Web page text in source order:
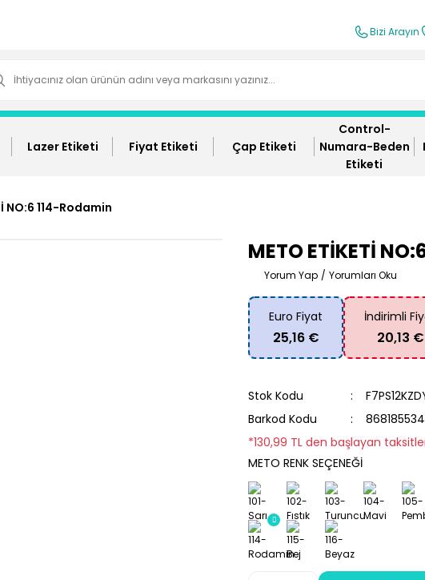
Bizi Arayın
Lazer Etiketi Fiyat Etiketi Çap Etiketi
Control-
Numara-Beden
Etiketi
NO:6 114-Rodamin
METO ETİKETİ
Yorum Yap / Yorumları Oku
Euro Fiyat
25,16 €
İndirimli
20,13 €
Stok Kodu
Barkod Kodu
*130,99 TL den başlayan
METO RENK SEÇENEĞİ